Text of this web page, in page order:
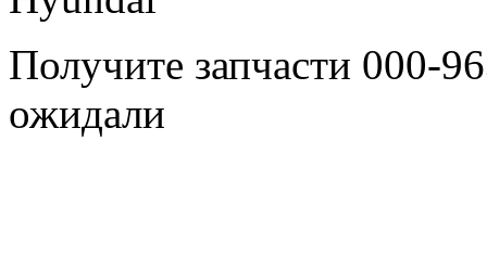
Получите запчасти 000-
ожидали